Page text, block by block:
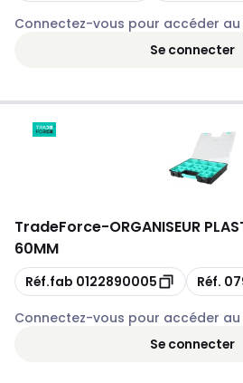
Connectez-vous pour accéder
Se connecter
TradeForce-ORGANISEUR
60MM
Copie
Réf.fab 0122890005 Copie
Réf.
Connectez-vous pour accéder
Se connecter